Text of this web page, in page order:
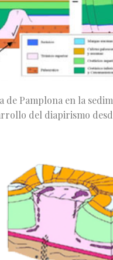
de Pamplona en la
del diapirismo